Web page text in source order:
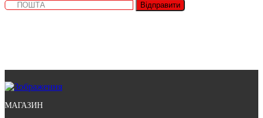
Відправити
МАГАЗИН